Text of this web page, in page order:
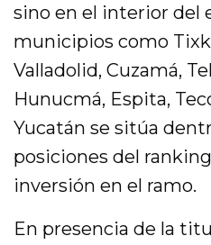
sino en el interior del
municipios como
Valladolid, Cuzamá,
Hunucmá, Espita,
Yucatán se sitúa
posiciones del
inversión en el ramo.
En presencia de la